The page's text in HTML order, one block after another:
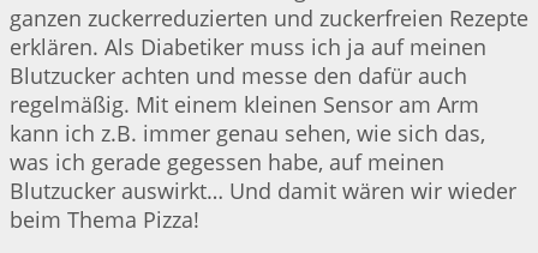
ganzen zuckerreduzierten und zuckerfreien Rezepte
erklären. Als Diabetiker muss ich ja auf meinen
Blutzucker achten und messe den dafür auch
regelmäßig. Mit einem kleinen Sensor am Arm
kann ich z.B. immer genau sehen, wie sich das,
was ich gerade gegessen habe, auf meinen
Blutzucker auswirkt… Und damit wären wir wieder
beim Thema Pizza!